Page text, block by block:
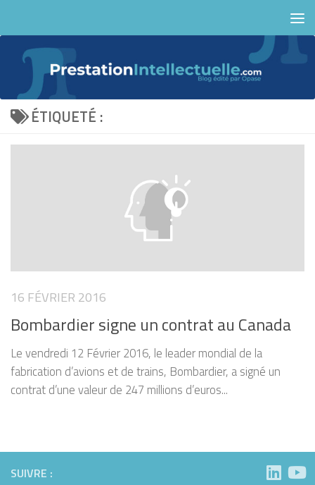
ÉTIQUETÉ :
16 FÉVRIER 2016
Bombardier signe un contrat au Canada
Le vendredi 12 Février 2016, le leader mondial de la
fabrication d’avions et de trains, Bombardier, a signé un
contrat d’une valeur de 247 millions d’euros...
SUIVRE :